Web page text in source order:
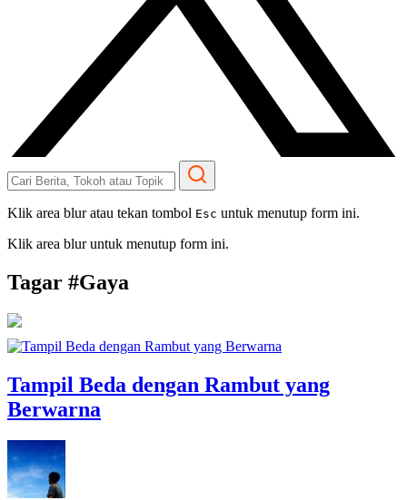
Klik area blur atau tekan tombol Esc untuk menutup form ini.
Klik area blur untuk menutup form ini.
Tagar #Gaya
Tampil Beda dengan Rambut yang
Berwarna